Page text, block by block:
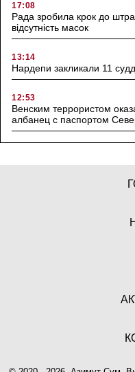
17:08
Рада зробила крок до
відсутність масок
13:14
Нардепи закликали 11
12:53
Венским террористом
албанец с паспортом